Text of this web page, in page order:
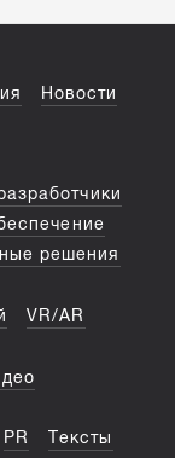
Новости
решения
VR/AR
PR
Тексты